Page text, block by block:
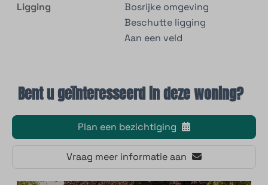
Ligging
Bosrijke omgeving
Beschutte ligging
Aan een veld
Bent u geïnteresseerd in deze woning?
Plan een bezichtiging
Vraag meer informatie aan